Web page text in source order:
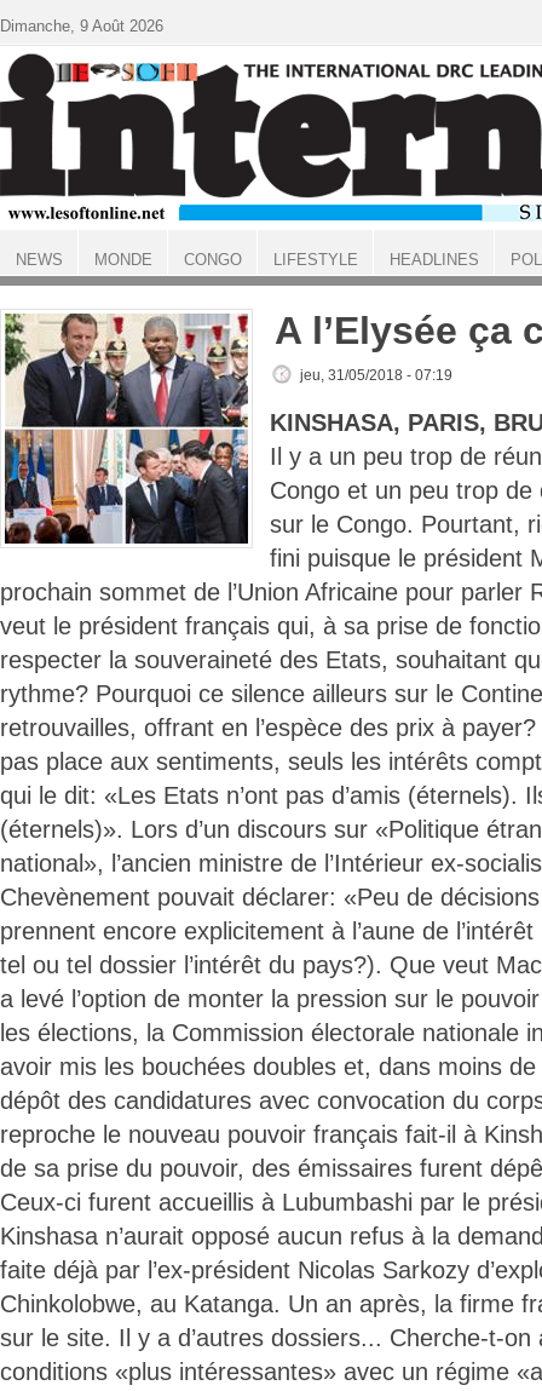
ACCUEIL
A l’Elysée ça
jeu, 31/05/2018 - 07:19
KINSHASA, PARIS,
Il y a un peu trop de
Congo et un peu trop de
sur le Congo. Pourtant,
fini puisque le président
prochain sommet de l’Union Africaine pour parler
veut le président français qui, à sa prise de
respecter la souveraineté des Etats, souhaitant
rythme? Pourquoi ce silence ailleurs sur le
retrouvailles, offrant en l’espèce des prix à
pas place aux sentiments, seuls les intérêts
qui le dit: «Les Etats n’ont pas d’amis (éternels).
(éternels)». Lors d’un discours sur «Politique
national», l’ancien ministre de l’Intérieur ex-
Chevènement pouvait déclarer: «Peu de décisions
prennent encore explicitement à l’aune de
tel ou tel dossier l’intérêt du pays?). Que veut
a levé l’option de monter la pression sur le
les élections, la Commission électorale nationale
avoir mis les bouchées doubles et, dans moins de
dépôt des candidatures avec convocation du
reproche le nouveau pouvoir français fait-il à
de sa prise du pouvoir, des émissaires furent
Ceux-ci furent accueillis à Lubumbashi par le
Kinshasa n’aurait opposé aucun refus à la
faite déjà par l’ex-président Nicolas Sarkozy
Chinkolobwe, au Katanga. Un an après, la firme
sur le site. Il y a d’autres dossiers... Cherche-t-on
conditions «plus intéressantes» avec un régime
Dimanche, 9 Août 2026
NEWS MONDE CONGO LIFESTYLE HEADLINES